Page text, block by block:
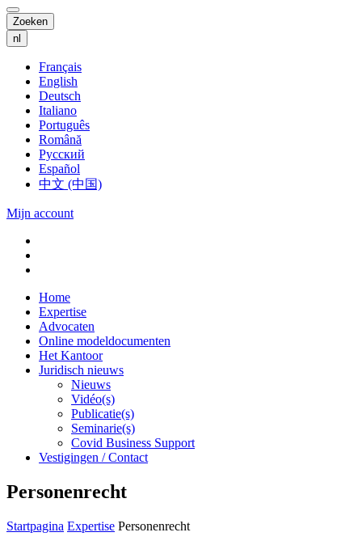
Zoeken
nl
Français
English
Deutsch
Italiano
Português
Română
Русский
Español
中文 (中国)
Mijn account
Home
Expertise
Advocaten
Online modeldocumenten
Het Kantoor
Juridisch nieuws
Nieuws
Vidéo(s)
Publicatie(s)
Seminarie(s)
Covid Business Support
Vestigingen / Contact
Personenrecht
Startpagina Expertise Personenrecht